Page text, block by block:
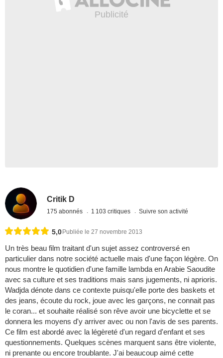
Critik D
175 abonnés 1 103 critiques Suivre son activité
5,0 Publiée le 27 novembre 2013
Un très beau film traitant d'un sujet assez controversé en
particulier dans notre société actuelle mais d'une façon légère. On
nous montre le quotidien d'une famille lambda en Arabie Saoudite
avec sa culture et ses traditions mais sans jugements, ni aprioris.
Wadjda dénote dans ce contexte puisqu'elle porte des baskets et
des jeans, écoute du rock, joue avec les garçons, ne connait pas
le coran... et souhaite réalisé son rêve avoir une bicyclette et se
donnera les moyens d'y arriver avec ou non l'avis de ses parents.
Ce film est abordé avec la légèreté d'un regard d'enfant et ses
questionnements. Quelques scènes marquent sans être violente,
ni prenante ou encore troublante. J'ai beaucoup aimé cette